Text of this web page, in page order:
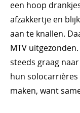
een hoop
afzakkertje en
aan te knallen.
MTV
steeds graag
hun solocarrières
maken, want